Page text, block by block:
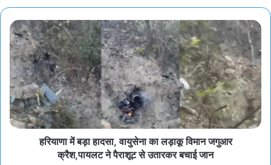
हरियाणा में बड़ा हादसा, वायुसेना का लड़ाकू विमान जगुआर
क्रैश,पायलट ने पैराशूट से उतारकर बचाई जान